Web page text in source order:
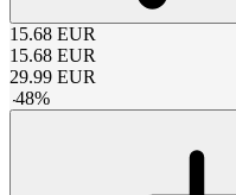
15.68 EUR
15.68 EUR
29.99 EUR
-48%